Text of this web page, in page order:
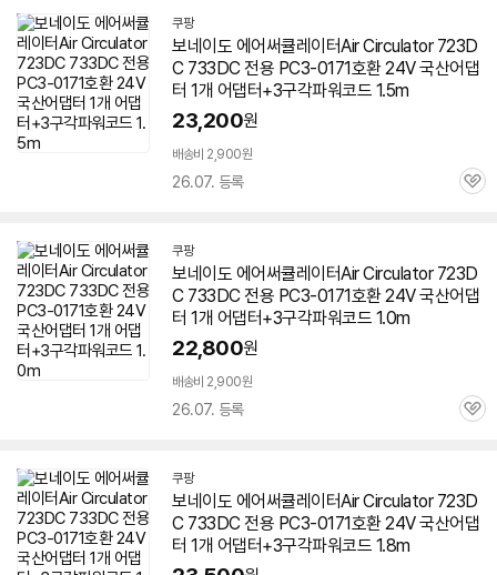
쿠팡
보네이도 에어 써큘레이터Air Circulator 723D
C 733DC 전용 PC3-0171호환 24V 국산어댑
터 1개 어댑터+3구각파워코드 1.5m
23,200원
배송비 2,900원
26.07. 등록
관
쿠팡
보네이도 에어 써큘레이터Air Circulator 723D
C 733DC 전용 PC3-0171호환 24V 국산어댑
터 1개 어댑터+3구각파워코드 1.0m
22,800원
배송비 2,900원
26.07. 등록
관
쿠팡
보네이도 에어 써큘레이터Air Circulator 723D
C 733DC 전용 PC3-0171호환 24V 국산어댑
터 1개 어댑터+3구각파워코드 1.8m